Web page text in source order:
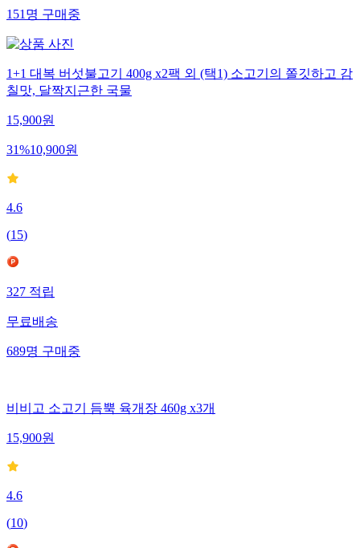
151명구매중
1+1 대복 버섯불고기 400g x2팩 외 (택1) 소고기의 쫄깃하고 감
칠맛, 달짝지근한 국물
15,900원
31%10,900원
4.6
(15)
327적립
무료배송
689명구매중
비비고 소고기 듬뿍 육개장 460g x3개
15,900원
4.6
(10)